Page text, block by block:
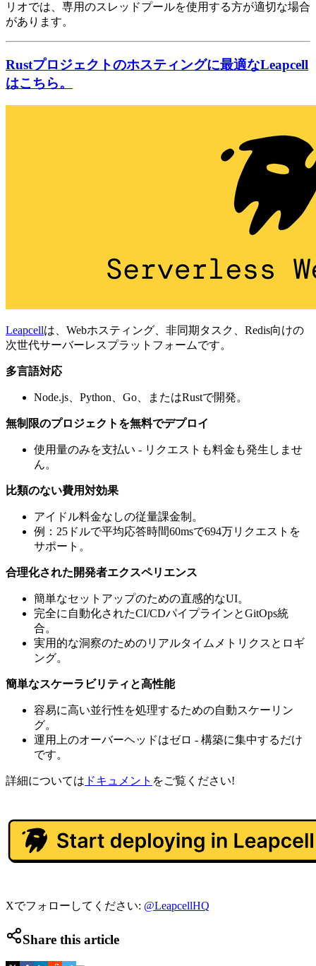
リオでは、専用のスレッドプールを使用する方が適切な場合
があります。
Rustプロジェクトのホスティングに最適なLeapcell
はこちら。
Leapcellは、Webホスティング、非同期タスク、Redis向けの
次世代サーバーレスプラットフォームです。
多言語対応
Node.js、Python、Go、またはRustで開発。
無制限のプロジェクトを無料でデプロイ
使用量のみを支払い - リクエストも料金も発生しませ
ん。
比類のない費用対効果
アイドル料金なしの従量課金制。
例：25ドルで平均応答時間60msで694万リクエストを
サポート。
合理化された開発者エクスペリエンス
簡単なセットアップのための直感的なUI。
完全に自動化されたCI/CDパイプラインとGitOps統
合。
実用的な洞察のためのリアルタイムメトリクスとロギ
ング。
簡単なスケーラビリティと高性能
容易に高い並行性を処理するための自動スケーリン
グ。
運用上のオーバーヘッドはゼロ - 構築に集中するだけ
です。
詳細については ドキュメント をご覧ください!
Xでフォローしてください: @LeapcellHQ
Share this article